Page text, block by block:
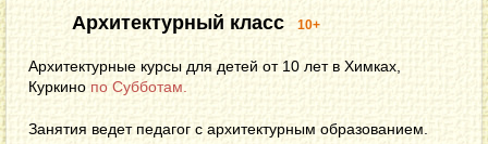
Архитектурный класс 10+
Архитектурные курсы для детей от 10 лет в Химках,
Куркино по Субботам.
Занятия ведет педагог с архитектурным образованием.